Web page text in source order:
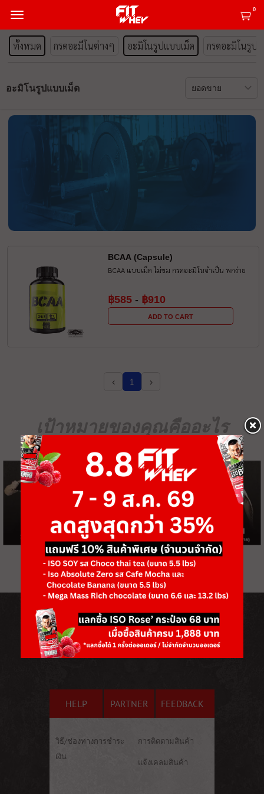
0
ทั้งหมด กรดอะมีโนต่างๆ อะมิโนรูปแบบเม็ด กรดอะมิโนรูป
อะมิโนรูปแบบเม็ด
BCAA (Capsule)
BCAA แบบเม็ด ไม่ขม กรดอะมิโนจำเป็น พกง่าย
฿585 - ฿910
ADD TO CART
‹ 1 ›
เป้าหมายของคุณคืออะไร
HELP PARTNER FEEDBACK
วิธี/ช่องทางการชำระ
เงิน
การติดตามสินค้า
แจ้งเคลมสินค้า